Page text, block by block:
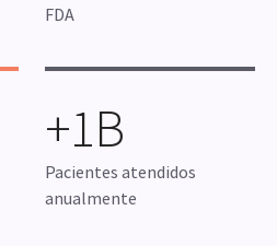
FDA
+1B
Pacientes atendidos
anualmente